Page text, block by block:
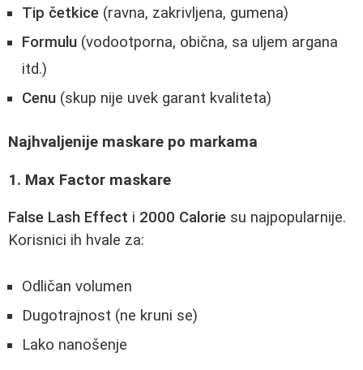
Tip četkice (ravna, zakrivljena, gumena)
Formulu (vodootporna, obična, sa uljem argana
itd.)
Cenu (skup nije uvek garant kvaliteta)
Najhvaljenije maskare po markama
1. Max Factor maskare
False Lash Effect i 2000 Calorie su najpopularnije.
Korisnici ih hvale za:
Odličan volumen
Dugotrajnost (ne kruni se)
Lako nanošenje